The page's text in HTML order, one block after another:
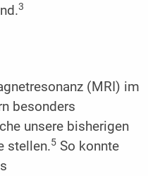
3
(MRI) im
besonders
unsere bisherigen
stellen.5So konnte